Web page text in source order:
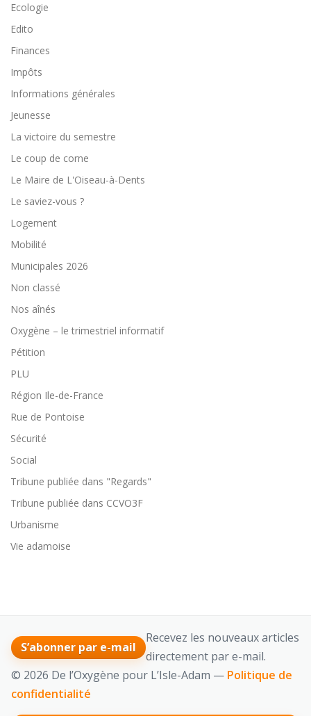
Ecologie
Edito
Finances
Impôts
Informations générales
Jeunesse
La victoire du semestre
Le coup de corne
Le Maire de L'Oiseau-à-Dents
Le saviez-vous ?
Logement
Mobilité
Municipales 2026
Non classé
Nos aînés
Oxygène – le trimestriel informatif
Pétition
PLU
Région Ile-de-France
Rue de Pontoise
Sécurité
Social
Tribune publiée dans "Regards"
Tribune publiée dans CCVO3F
Urbanisme
Vie adamoise
S’abonner par e-mail
Recevez les nouveaux articles
directement par e-mail.
© 2026 De l’Oxygène pour L’Isle-Adam — Politique de
confidentialité